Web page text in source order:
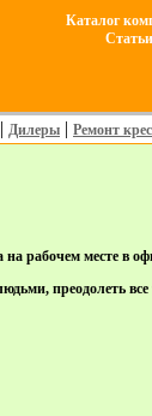
Каталог
| Дилеры | Ремонт
рабочем месте в
преодолеть